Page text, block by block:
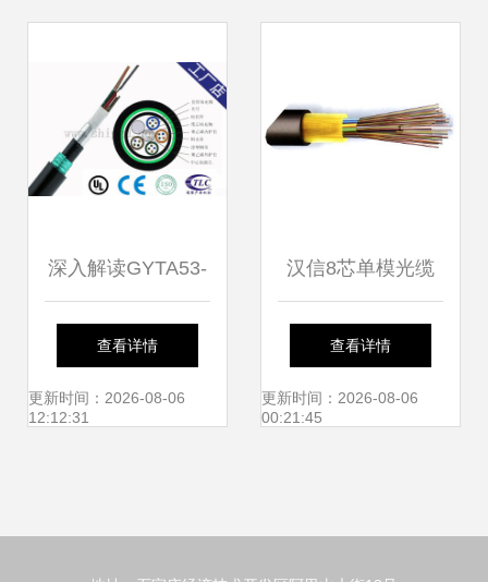
深入解读GYTA53-
4B1光缆价格趋势
及4芯GYTA53地埋
查看详情
更新时间：2026-08-06
12:12:31
汉信8芯单模光缆
厂家批发与常德地
区同行价格解析
查看详情
更新时间：2026-08-06
00:21:45